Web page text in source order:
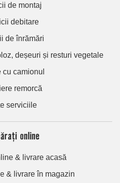
de montaj
debitare
de înrămări
deșeuri și resturi vegetale
cu camionul
remorcă
serviciile
online
& livrare acasă
& livrare în magazin